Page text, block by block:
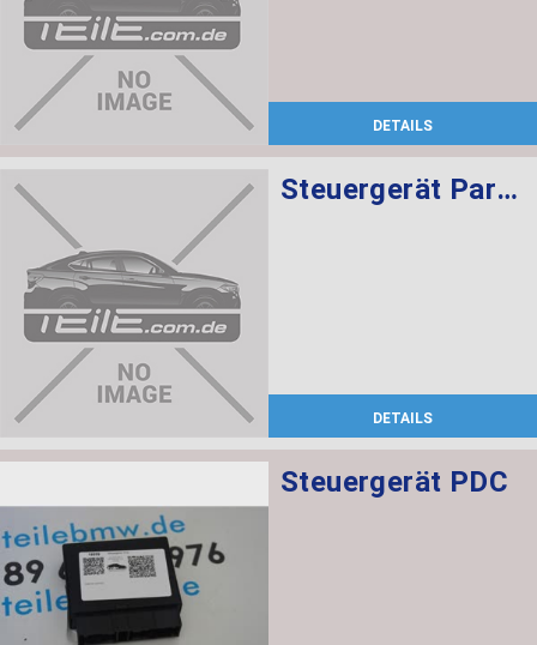
DETAILS
Steuergerät Parkassistent
DETAILS
Steuergerät PDC